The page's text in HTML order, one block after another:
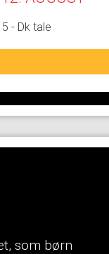
- Dk tale
som børn